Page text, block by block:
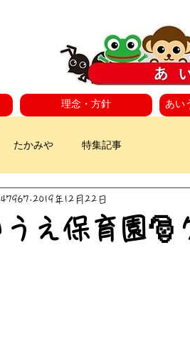
理念・方針 あい
たかみや 特集記事
うえ保育園
2019年12月22日